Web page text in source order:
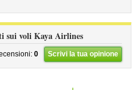
sui voli Kaya Airlines
0 Scrivi la tua opinione